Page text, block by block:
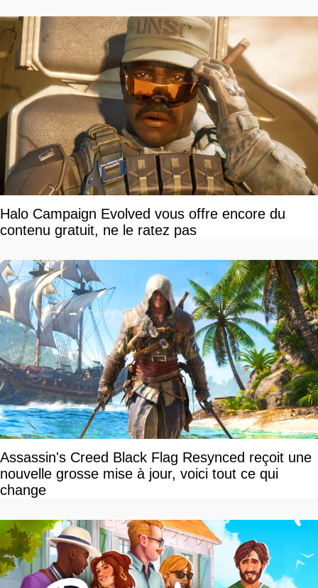
Halo Campaign Evolved vous offre encore du
contenu gratuit, ne le ratez pas
Assassin's Creed Black Flag Resynced reçoit une
nouvelle grosse mise à jour, voici tout ce qui
change